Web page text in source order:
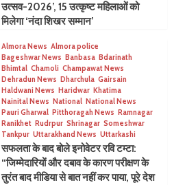
उत्सव-2026’, 15 उत्कृष्ट महिलाओं को
मिलेगा ‘नंदा शिखर सम्मान’
Almora News Almora police
Bageshwar News Banbasa Bdarinath
Bhimtal Chamoli Champawat News
Dehradun News Dharchula Gairsain
Haldwani News Haridwar Khatima
Nainital News National National News
Pauri Gharwal Pitthoragah News Ramnagar
Ranikhet Rudrpur Shrinagar Someshwar
Tankpur Uttarakhand News Uttarkashi
सफलता के बाद बोले इनोवेटर रवि टम्टा:
“जिम्मेदारियों और दबाव के कारण परीक्षण के
तुरंत बाद मीडिया से बात नहीं कर पाया, पूरे देश